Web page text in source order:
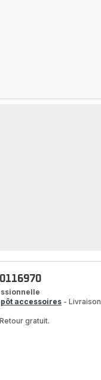
accessoires- Livraison
gratuit.